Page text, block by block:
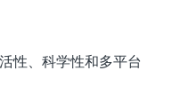
性、科学性和多平台